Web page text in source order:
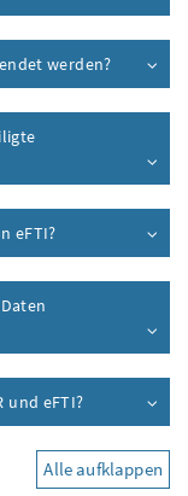
werden?
eFTI?
und eFTI?
Alle aufklappen